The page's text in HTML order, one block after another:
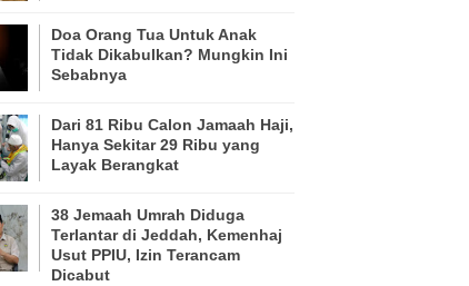
Doa Orang Tua Untuk Anak
Tidak Dikabulkan? Mungkin Ini
Sebabnya
Dari 81 Ribu Calon Jamaah Haji,
Hanya Sekitar 29 Ribu yang
Layak Berangkat
38 Jemaah Umrah Diduga
Terlantar di Jeddah, Kemenhaj
Usut PPIU, Izin Terancam
Dicabut